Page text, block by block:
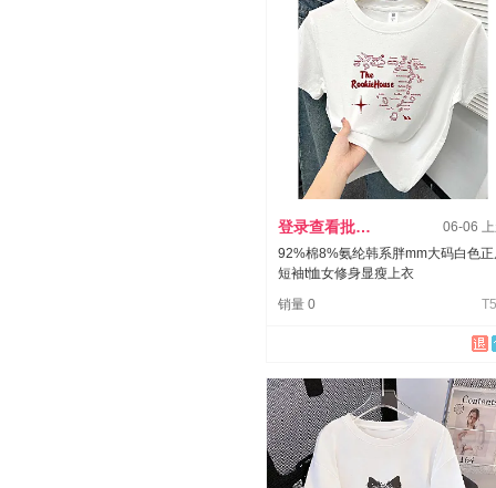
登录查看批发价
06-06
92%棉8%氨纶韩系胖mm大码白色
短袖t恤女修身显瘦上衣
销量 0